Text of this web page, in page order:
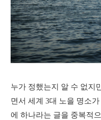
누가 정했는지 알 수 없지
면서 세계 3대 노을 명소
에 하나라는 글을 중복적